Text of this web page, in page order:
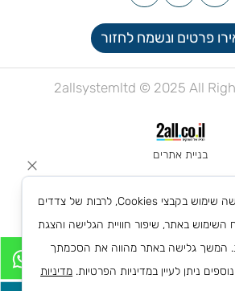
פרטים ונשמח לחזור
2allsystemltd © 2025 All
בניית אתרים
לידיעתך, באתרנו נעשה שימוש בקבצי Cookies, לרבות של צדדים
השימוש באתר, שיפור חוויית הגלישה והצגת
המשך גלישה באתר מהווה את הסכמתך
ניתן לעיין במדיניות הפרטיות. מדיניות